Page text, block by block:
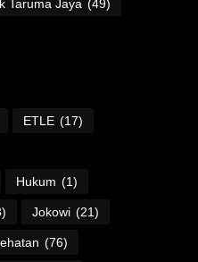
Taruma Jaya (49)
ETLE (17)
Hukum (1)
Jokowi (21)
(76)